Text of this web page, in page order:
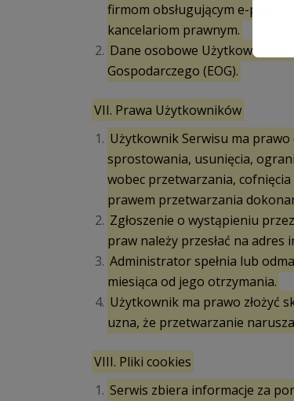
firmom obsługującym e-
kancelariom prawnym.
Dane osobowe Użytkowników
Gospodarczego (EOG).
VII. Prawa Użytkowników
Użytkownik Serwisu ma
sprostowania, usunięcia,
wobec przetwarzania, cofnięcia
prawem przetwarzania
Zgłoszenie o wystąpieniu
praw należy przesłać na adres
Administrator spełnia lub
miesiąca od jego otrzymania.
Użytkownik ma prawo złożyć
uzna, że przetwarzanie
VIII. Pliki cookies
Serwis zbiera informacje za